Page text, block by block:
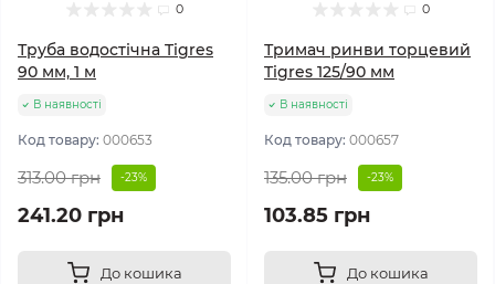
0
Труба водостічна Tigres
90 мм, 1 м
В наявності
Код товару: 000653
313.00 грн -23%
241.20 грн
До кошика
0
Тримач ринви торцевий
Tigres 125/90 мм
В наявності
Код товару: 000657
135.00 грн -23%
103.85 грн
До кошика